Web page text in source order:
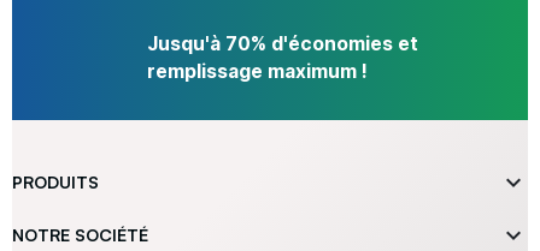
Jusqu'à 70% d'économies et
remplissage maximum !
PRODUITS 
NOTRE SOCIÉTÉ 